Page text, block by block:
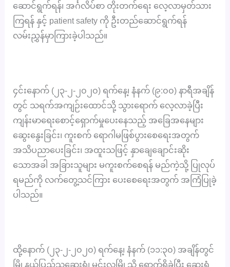
ဆောင်ရွက်ရန်၊ အင်္ဂလိပ်စာ တိုးတက်ရေး လေ့လာမှတ်သား
ကြရန် နှင့် patient safety ကို ဦးတည်ဆောင်ရွက်ရန်
လမ်းညွှန်မှာကြားခဲ့ပါသည်။
၄င်းနောက် (၂၃-၂-၂၀၂၀) ရက်နေ့၊ နံနက် (၉:၀၀) နာရီအချိန်
တွင် သရက်အကျဉ်းထောင်သို့ သွားရောက် လေ့လာခဲ့ပြီး
ကျန်းမာရေးစောင့်ရှောက်မှုပေးနေသည့် အ‌ခြေအနေများ
ဆွေးနွေးခြင်း၊ ကူးစက် ရောဂါမဖြစ်ပွားစေရေးအတွက်
အသိပညာပေးခြင်း၊ အထူးသဖြင့် နှာချေချောင်းဆိုး
သောအခါ အခြားသူများ မကူးစက်စေရန် မည်ကဲ့သို့ ပြုလုပ်
ရမည်ကို လက်တွေ့သင်ကြား ပေးစေရေးအတွက် အကြံပြုခဲ့
ပါသည်။
ထို့နောက် (၂၃-၂-၂၀၂၀) ရက်နေ့၊ နံနက် (၁၁:၃၀) အချိန်တွင်
မြို့နယ်ပြည်သူ့ဆေးရုံ၊ မင်းလှမြို့သို့ ရောက်ရှိခဲ့ပြီး ဆေးရုံ